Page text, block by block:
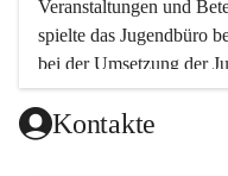
Veranstaltungen und
spielte das Jugendbüro
bei der Umsetzung der
hinaus wurden und
den Bereichen
Kontakte